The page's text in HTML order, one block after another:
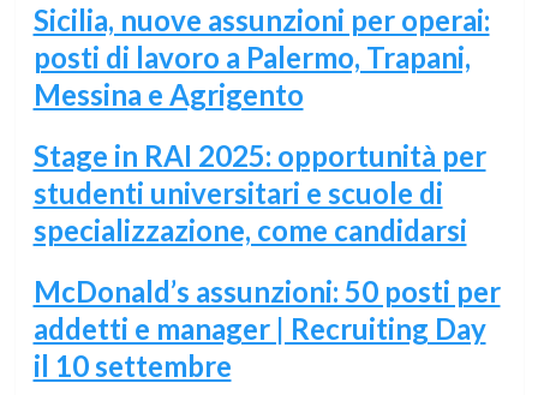
Sicilia, nuove assunzioni per operai:
posti di lavoro a Palermo, Trapani,
Messina e Agrigento
Stage in RAI 2025: opportunità per
studenti universitari e scuole di
specializzazione, come candidarsi
McDonald’s assunzioni: 50 posti per
addetti e manager | Recruiting Day
il 10 settembre